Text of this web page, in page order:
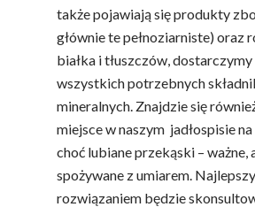
także pojawiają się produkty
głównie te pełnoziarniste) oraz
białka i tłuszczów,
wszystkich potrzebnych
mineralnych. Znajdzie się
miejsce w naszym jadłospisie
choć lubiane przekąski – ważne,
spożywane z umiarem.
rozwiązaniem będzie